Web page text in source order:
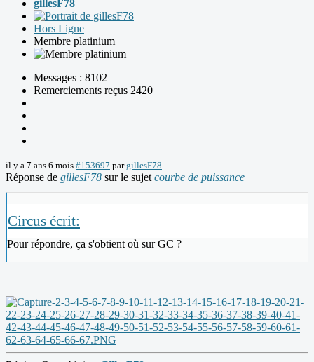
gillesF78
Hors Ligne
Membre platinium
Messages : 8102
Remerciements reçus 2420
il y a 7 ans 6 mois #153697 pargillesF78
Réponse de gillesF78 sur le sujet courbe de puissance
Circus écrit:
Pour répondre, ça s'obtient où sur GC ?